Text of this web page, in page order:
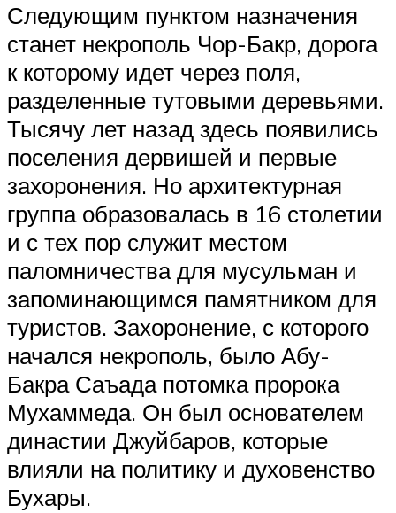
Следующим пунктом назначения
станет некрополь Чор-Бакр, дорога
к которому идет через поля,
разделенные тутовыми деревьями.
Тысячу лет назад здесь появились
поселения дервишей и первые
захоронения. Но архитектурная
группа образовалась в 16 столетии
и с тех пор служит местом
паломничества для мусульман и
запоминающимся памятником для
туристов. Захоронение, с которого
начался некрополь, было Абу-
Бакра Саъада потомка пророка
Мухаммеда. Он был основателем
династии Джуйбаров, которые
влияли на политику и духовенство
Бухары.